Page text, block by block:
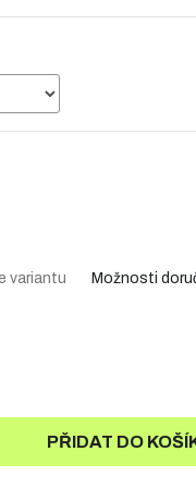
variantu Možnosti
PŘIDAT DO